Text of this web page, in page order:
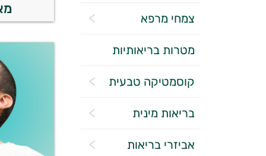
צמחי מרפא
מטרות בריאותיות
קוסמטיקה טבעית
בריאות מינית
אביזרי בריאות